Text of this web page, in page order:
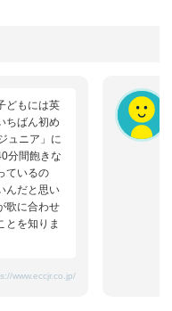
どもには英
ちばん初め
ュニア」に
分間飽きな
ているの
んだと思い
歌に合わせ
とを知りま
www.eccjr.co.jp/